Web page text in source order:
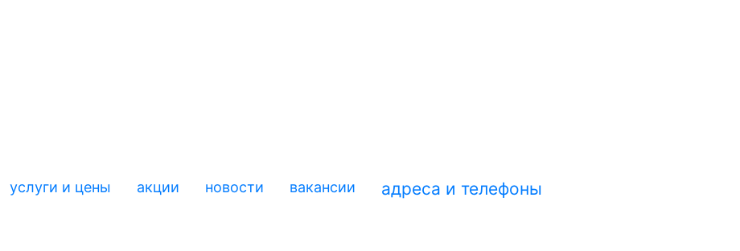
услуги и цены акции новости вакансии адреса и телефоны